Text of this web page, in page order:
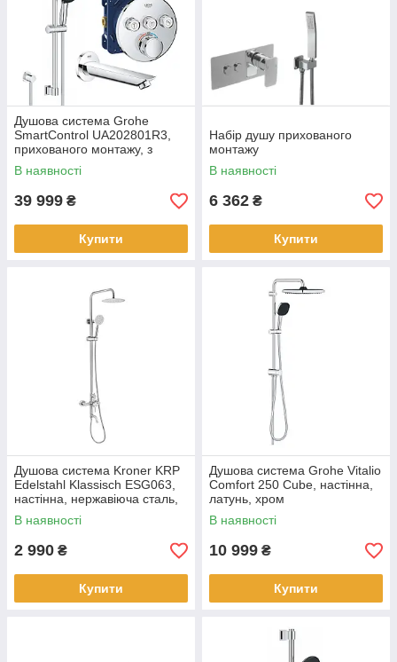
Душова система Grohe
SmartControl UA202801R3,
прихованого монтажу, з
термостатом, з виливом,
латунь, хром
В наявності
39 999 ₴
Купити
Набір душу прихованого
монтажу
В наявності
6 362 ₴
Купити
Душова система Kroner KRP
Edelstahl Klassisch ESG063,
настінна, нержавіюча сталь,
сталевий брашований
В наявності
2 990 ₴
Купити
Душова система Grohe Vitalio
Comfort 250 Cube, настінна,
латунь, хром
В наявності
10 999 ₴
Купити